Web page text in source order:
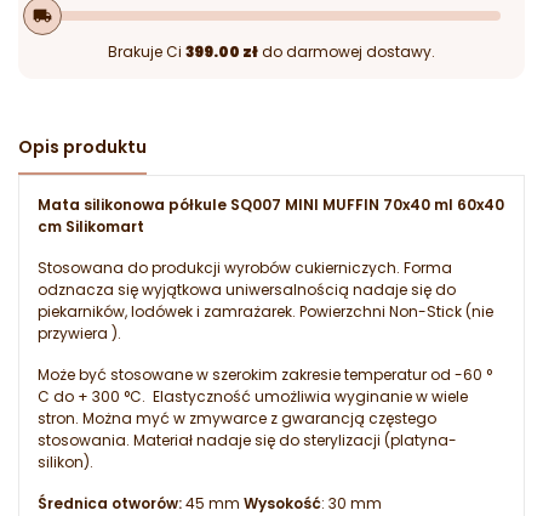
local_shipping
Brakuje Ci 399.00 złdo darmowej dostawy.
Opis produktu
Mata silikonowa półkule SQ007 MINI MUFFIN 70x40 ml 60x40
cm Silikomart
Stosowana do produkcji wyrobów cukierniczych. Forma
odznacza się wyjątkowa uniwersalnością nadaje się do
piekarników, lodówek i zamrażarek. Powierzchni Non-Stick (nie
przywiera ).
Może być stosowane w szerokim zakresie temperatur od -60 °
C do + 300 °C. Elastyczność umożliwia wyginanie w wiele
stron. Można myć w zmywarce z gwarancją częstego
stosowania. Materiał nadaje się do sterylizacji (platyna-
silikon).
Średnica otworów:45 mm Wysokość: 30 mm